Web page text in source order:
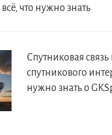
что нужно знать
Спутниковая
спутникового
нужно знать о